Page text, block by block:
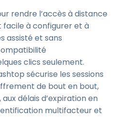
rendre l’accès à distance
facile à configurer et à
assisté et sans
clics seulement.
sécurise les sessions
de bout en bout,
délais d’expiration en
multifacteur et